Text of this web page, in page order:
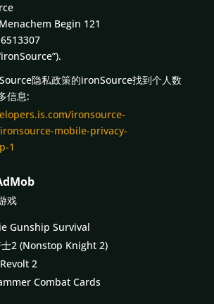
Begin 121
隐私政策的ironSource找到个人数
信息:
ironsource-
mobile-privacy-
1
戏
Gunship Survival
士2 (Nonstop Knight 2)
2
Combat Cards